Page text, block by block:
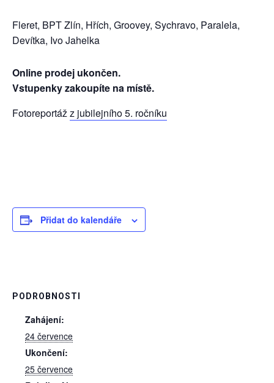
Fleret, BPT Zlín, Hřích, Groovey, Sychravo, Paralela,
Devítka, Ivo Jahelka
Online prodej ukončen.
Vstupenky zakoupíte na místě.
Fotoreportážz jubilejního 5. ročníku
Přidat do kalendáře
PODROBNOSTI
Zahájení:
24 července
Ukončení:
25 července